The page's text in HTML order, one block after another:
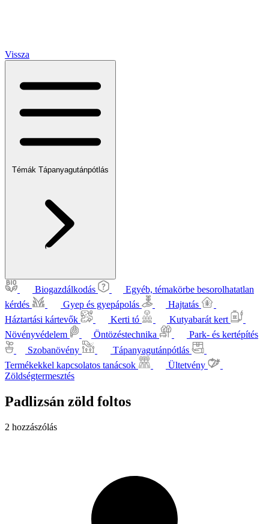
Vissza
Témák Tápanyagutánpótlás
Biogazdálkodás
Egyéb, témakörbe besorolhatatlan
kérdés
Gyep és gyepápolás
Hajtatás
Háztartási kártevők
Kerti tó
Kutyabarát kert
Növényvédelem
Öntözéstechnika
Park- és kertépítés
Szobanövény
Tápanyagutánpótlás
Termékekkel kapcsolatos tanácsok
Ültetvény
Zöldségtermesztés
Padlizsán zöld foltos
2 hozzászólás